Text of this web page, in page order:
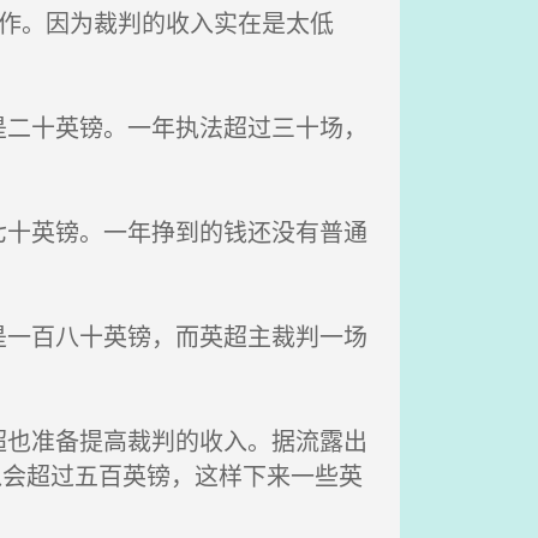
。因为裁判的收入实在是太低
英镑。一年执法超过三十场，
英镑。一年挣到的钱还没有普通
百八十英镑，而英超主裁判一场
准备提高裁判的收入。据流露出
超过五百英镑，这样下来一些英